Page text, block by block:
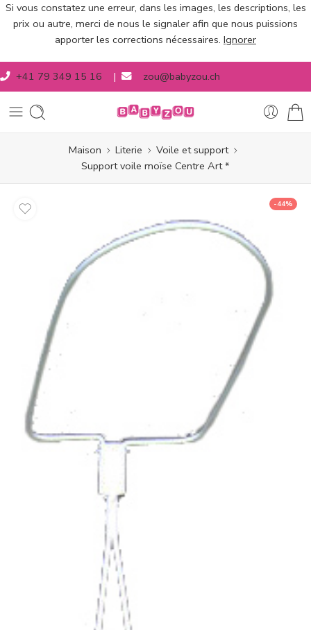
Si vous constatez une erreur, dans les images, les descriptions, les
prix ou autre, merci de nous le signaler afin que nous puissions
apporter les corrections nécessaires. Ignorer
+41 79 349 15 16 | zou@babyzou.ch
Maison Literie
Voile et support
Support voile moïse Centre Art *
-44%